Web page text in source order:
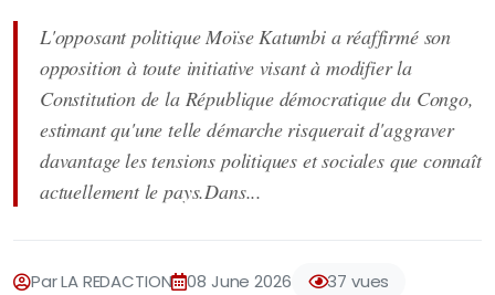
L'opposant politique Moïse Katumbi a réaffirmé son
opposition à toute initiative visant à modifier la
Constitution de la République démocratique du Congo,
estimant qu'une telle démarche risquerait d'aggraver
davantage les tensions politiques et sociales que connaît
actuellement le pays.Dans...
Par LA REDACTION 08 June 2026
37 vues